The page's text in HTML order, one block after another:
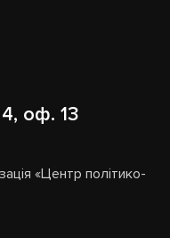
оф. 13
«Центр політико-